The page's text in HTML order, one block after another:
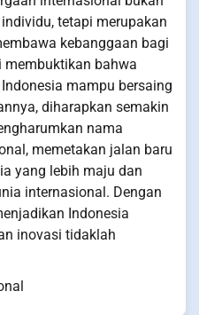
tetapi merupakan
kebanggaan bagi
membuktikan bahwa
mampu bersaing
diharapkan semakin
nama
memetakan jalan baru
yang lebih maju dan
internasional. Dengan
Indonesia
inovasi tidaklah